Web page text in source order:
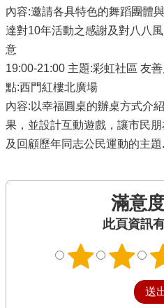
內容:邀請各具特色的舞蹈團體
達對10年活動之感謝及對八八
意
19:00-21:00 主題:彩虹社區 友
點:西門紅樓北廣場
內容:以幸福圓桌的辦桌方式介
果，並設計互動遊戲，讓市民
及回顧歷年同志公民運動的主題.
滿意
此頁資訊